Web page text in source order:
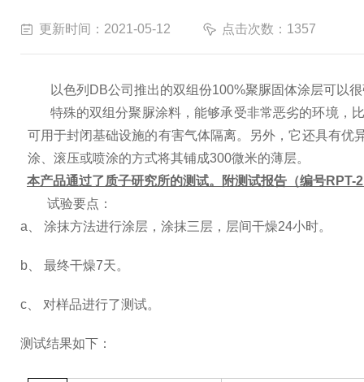
更新时间：2021-05-12 点击次数：1357
以色列 DB公司推出的双组份100%聚脲固体涂层可以
特殊的双组分聚脲涂料，能够承受非常恶劣的环境，
可用于封闭基础设施的有害气体隔离。另外，它还具有
涂、滚压或喷涂的方式将其铺成300微米的薄层。
本产品通过了质子研究所的测试。附测试报告（编号RPT-
试验要点：
a 、 涂抹方法进行涂层，涂抹三层，层间干燥24小时。
b 、 最终干燥7天。
c 、 对样品进行了测试。
测试结果如下：